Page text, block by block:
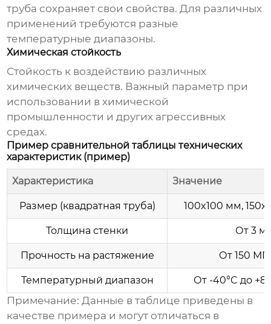
труба сохраняет свои свойства. Для различных
применений требуются разные
температурные диапазоны.
Химическая стойкость
Стойкость к воздействию различных
химических веществ. Важный параметр при
использовании в химической
промышленности и других агрессивных
средах.
Пример сравнительной таблицы технических
характеристик (пример)
Характеристика Значение
Размер (квадратная труба) 100x100 мм,
Толщина стенки От 3
Прочность на растяжение От 150
Температурный диапазон От -40°C до
Примечание: Данные в таблице приведены в
качестве примера и могут отличаться в